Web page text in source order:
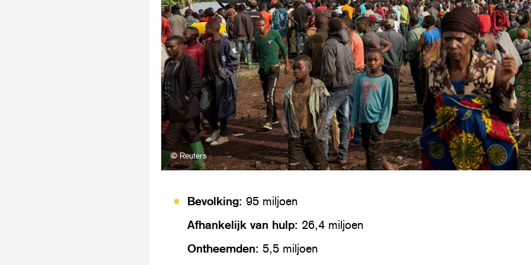
© Reuters
Bevolking: 95 miljoen
Afhankelijk van hulp: 26,4 miljoen
Ontheemden: 5,5 miljoen